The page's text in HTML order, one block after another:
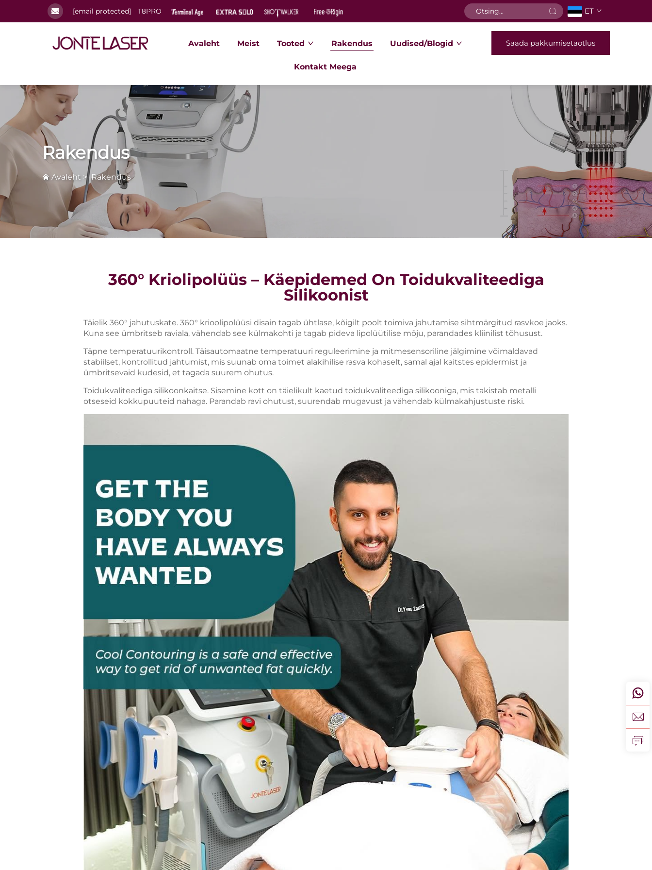
[email protected] T8PRO ET
Avaleht Meist Tooted Rakendus Uudised/Blogid
Kontakt Meega
Saada pakkumisetaotlus
Rakendus
Avaleht >Rakendus
360° Kriolipolüüs – Käepidemed On Toidukvaliteediga
Silikoonist
Täielik 360° jahutuskate. 360° krioolipolüüsi disain tagab ühtlase, kõigilt poolt toimiva jahutamise sihtmärgitud rasvkoe jaoks.
Kuna see ümbritseb raviala, vähendab see külmakohti ja tagab pideva lipolüütilise mõju, parandades kliinilist tõhusust.
Täpne temperatuurikontroll. Täisautomaatne temperatuuri reguleerimine ja mitmesensoriline jälgimine võimaldavad
stabiilset, kontrollitud jahtumist, mis suunab oma toimet alakihilise rasva kohaselt, samal ajal kaitstes epidermist ja
ümbritsevaid kudesid, et tagada suurem ohutus.
Toidukvaliteediga silikoonkaitse. Sisemine kott on täielikult kaetud toidukvaliteediga silikooniga, mis takistab metalli
otseseid kokkupuuteid nahaga. Parandab ravi ohutust, suurendab mugavust ja vähendab külmakahjustuste riski.